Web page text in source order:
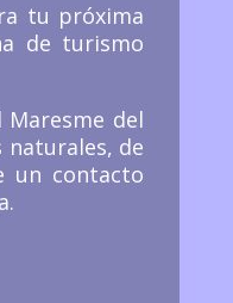
tu próxima
de turismo
del
naturales, de
un contacto